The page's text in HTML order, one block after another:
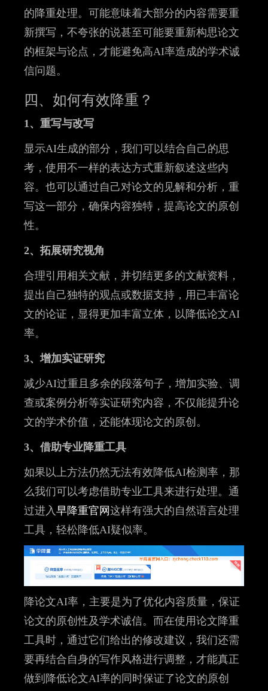
的降重处理。可能意味着大部分的内容需要重
新撰写，不夸张的说甚至可能要重新构思论文
的框架与论点，才能避免高AI率造成的学术诚
信问题。
四、如何有效降重？
1、重写与改写
显示AI生成的部分，我们可以结合自己的思
考，使用不一样的表达方式重新叙述这些内
容。也可以通过自己对论文的见解和分析，重
写这一部分，确保内容独特，提高论文的原创
性。
2、拓展研究视角
合理引用相关文献，并切结更多的文献资料，
提出自己独特的观点或数据支持，用已丰富论
文的论证，显得更加丰富立体，以降低论文AI
率。
3、增加实证研究
减少AI过重且多余的段落句子，增加实验、调
查或案例分析等实证研究内容，不仅能提升论
文的学术价值，还能体现论文的原创。
3、借助专业降重工具
如果以上方法仍然无法有效降低AI检测率，那
么我们可以考虑借助专业工具来进行处理。通
过进入早降重官网 这样有强大的自然语言处理
工具，轻松降低AI疑似率。
降论文AI率，主要是为了优化内容质量，保证
论文的原创性及学术诚信。而在使用论文降重
工具时，通过它们给出的修改建议，我们还需
要再结合自身的写作风格进行调整，才能真正
做到降低论文AI率的同时保证了论文的原创